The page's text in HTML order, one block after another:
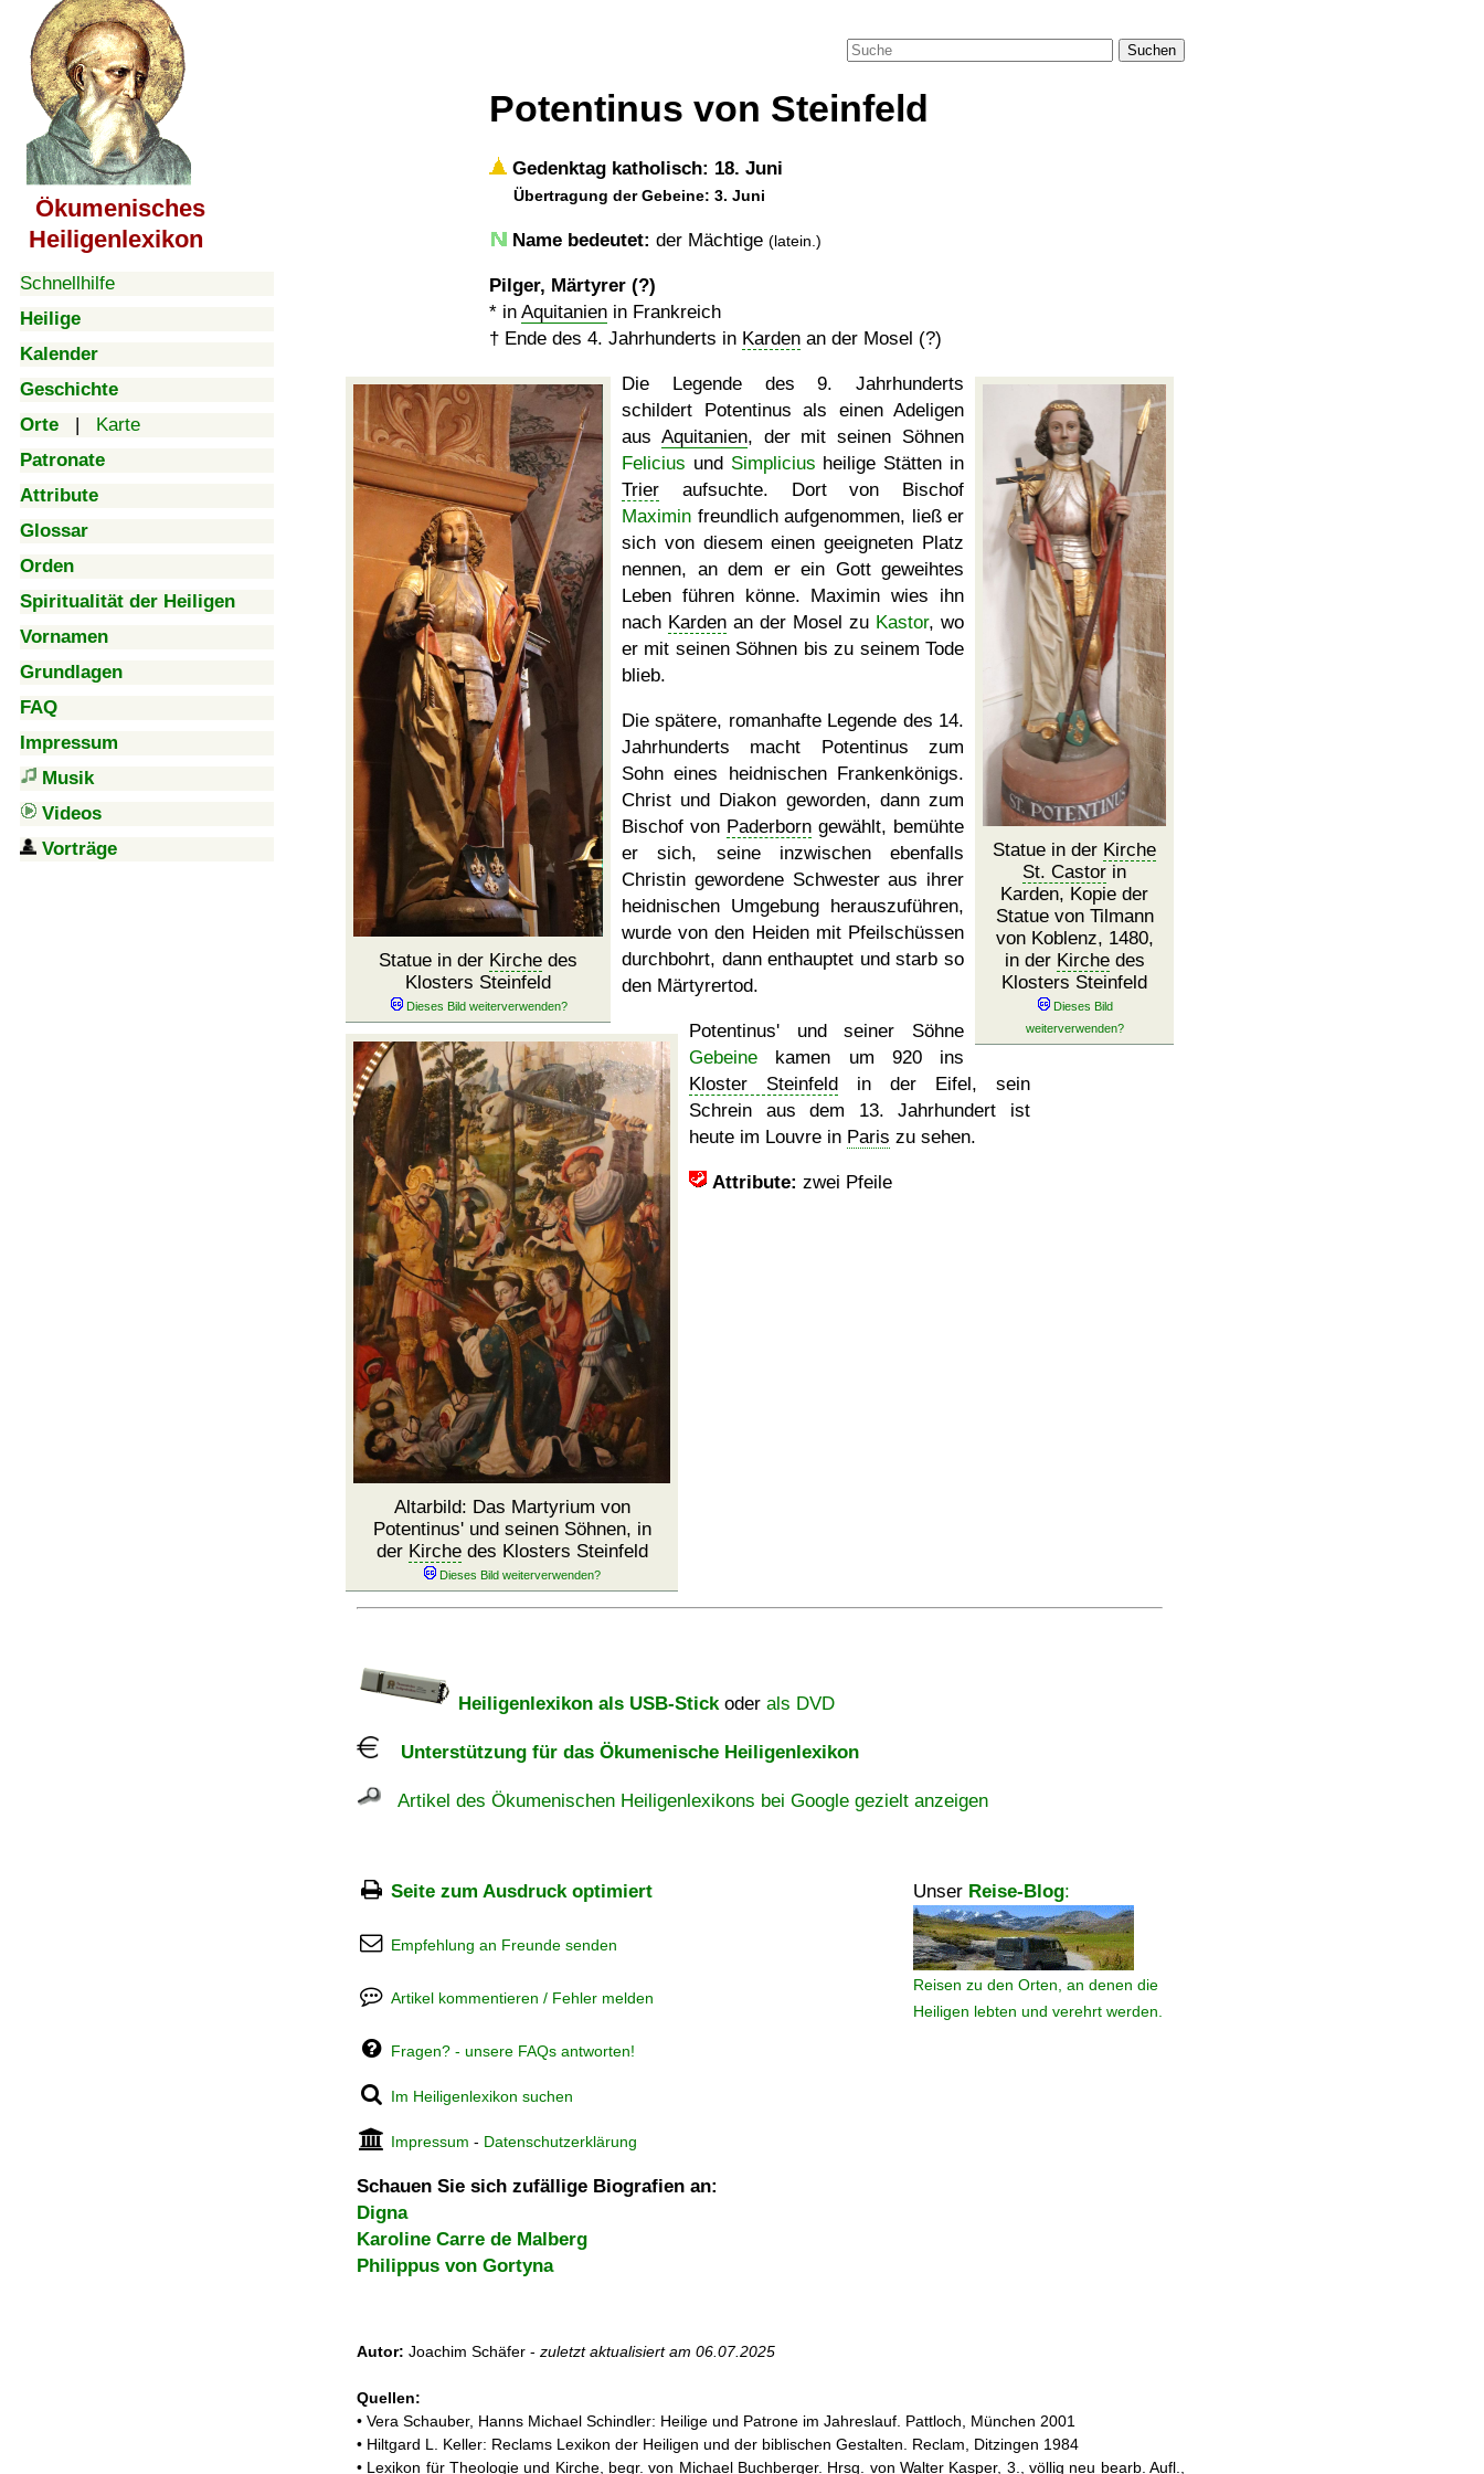
Ökumenisches
Heiligenlexikon
Schnellhilfe
Heilige
Kalender
Geschichte
Orte | Karte
Patronate
Attribute
Glossar
Orden
Spiritualität der Heiligen
Vornamen
Grundlagen
FAQ
Impressum
Musik
Videos
Vorträge
Suchen
Potentinus von Steinfeld
Gedenktag katholisch: 18. Juni
Übertragung der Gebeine: 3. Juni
Name bedeutet: der Mächtige (latein.)
Pilger, Märtyrer (?)
* in Aquitanien in Frankreich
† Ende des 4. Jahrhunderts in Karden an der Mosel (?)
Statue in der Kirche des
Klosters Steinfeld
Statue in der Kirche
St. Castor in
Karden, Kopie der
Statue von Tilmann
von Koblenz, 1480,
in der Kirchedes
Klosters Steinfeld
Die Legende des 9. Jahrhunderts
schildert Potentinus als einen Adeligen
aus Aquitanien, der mit seinen Söhnen
Felicius und Simplicius heilige Stätten in
Trier aufsuchte. Dort von Bischof
Maximin freundlich aufgenommen, ließ er
sich von diesem einen geeigneten Platz
nennen, an dem er ein Gott geweihtes
Leben führen könne. Maximin wies ihn
nach Karden an der Mosel zu Kastor, wo
er mit seinen Söhnen bis zu seinem Tode
blieb.
Die spätere, romanhafte Legende des 14.
Jahrhunderts macht Potentinus zum
Sohn eines heidnischen Frankenkönigs.
Christ und Diakon geworden, dann zum
Bischof von Paderborn gewählt, bemühte
er sich, seine inzwischen ebenfalls
Christin gewordene Schwester aus ihrer
heidnischen Umgebung herauszuführen,
wurde von den Heiden mit Pfeilschüssen
durchbohrt, dann enthauptet und starb so
den Märtyrertod.
Altarbild: Das Martyrium von
Potentinus' und seinen Söhnen, in
der Kirchedes Klosters Steinfeld
Potentinus' und seiner Söhne
Gebeine kamen um 920 ins
Kloster Steinfeld in der Eifel, sein
Schrein aus dem 13. Jahrhundert ist
heute im Louvre in Paris zu sehen.
Attribute: zwei Pfeile
Heiligenlexikon als USB-Stickoder als DVD
Unterstützung für das Ökumenische Heiligenlexikon
Artikel des Ökumenischen Heiligenlexikons bei Google gezielt anzeigen
Seite zum Ausdruck optimiert Unser Reise-Blog:
Reisen zu den Orten, an denen die
Heiligen lebten und verehrt werden.
Empfehlung an Freunde senden
Artikel kommentieren / Fehler melden
Fragen? - unsere FAQs antworten!
Im Heiligenlexikon suchen
Impressum - Datenschutzerklärung
Schauen Sie sich zufällige Biografien an:
Digna
Karoline Carre de Malberg
Philippus von Gortyna
Autor: Joachim Schäfer - zuletzt aktualisiert am 06.07.2025
Quellen:
• Vera Schauber, Hanns Michael Schindler: Heilige und Patrone im Jahreslauf. Pattloch, München 2001
• Hiltgard L. Keller: Reclams Lexikon der Heiligen und der biblischen Gestalten. Reclam, Ditzingen 1984
• Lexikon für Theologie und Kirche, begr. von Michael Buchberger. Hrsg. von Walter Kasper, 3., völlig neu bearb. Aufl.,